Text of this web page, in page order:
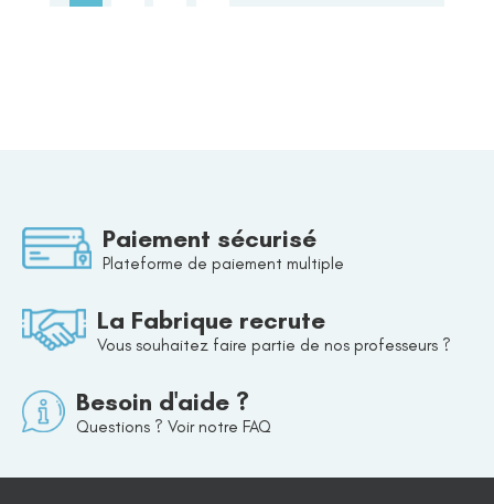
Paiement sécurisé
Plateforme de paiement multiple
La Fabrique recrute
Vous souhaitez faire partie de nos professeurs ?
Besoin d'aide ?
Questions ? Voir notre FAQ